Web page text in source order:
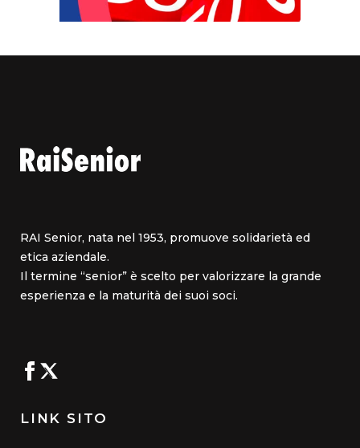
RAI Senior, nata nel 1953, promuove solidarietà ed
etica aziendale.
Il termine “senior” è scelto per valorizzare la grande
esperienza e la maturità dei suoi soci.
LINK SITO